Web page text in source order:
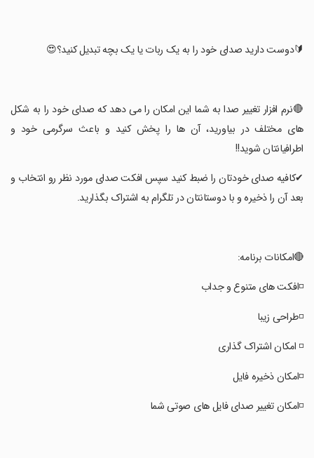
‏🔰دوست دارید صدای خود را به یک ربات یا یک بچه تبدیل کنید؟😍
‏🔴نرم افزار تغییر صدا به شما این امکان را می دهد که صدای خود را به شکل
های مختلف در بیاورید، آن ها را پخش کنید و باعث سرگرمی خود و
اطرافیانتان شوید!!
‏✔کافیه صدای خودتان را ضبط کنید سپس افکت صدای مورد نظر رو انتخاب و
بعد آن را ذخیره و با دوستانتان در تلگرام به اشتراک بگذارید.
‏🔴امکانات برنامه:
‏◽افکت های متنوع و جداب
‏◽طراحی زیبا
‏◽ امکان اشتراک گذاری
‏◽امکان ذخیره فایل
‏◽امکان تغییر صدای فایل های صوتی شما